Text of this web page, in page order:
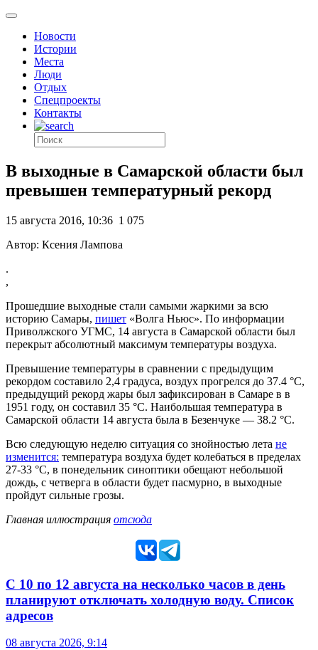
Новости
Истории
Места
Люди
Отдых
Спецпроекты
Контакты
В выходные в Самарcкой области был
превышен температурный рекорд
15 августа 2016, 10:36 1 075
Автор: Ксения Лампова
.
,
Прошедшие выходные стали самыми жаркими за всю
историю Самары, пишет «Волга Ньюс». По информации
Приволжского УГМС, 14 августа в Самарской области был
перекрыт абсолютный максимум температуры воздуха.
Превышение температуры в сравнении с предыдущим
рекордом составило 2,4 градуса, воздух прогрелся до 37.4 °С,
предыдущий рекорд жары был зафиксирован в Самаре в в
1951 году, он составил 35 °С. Наибольшая температура в
Самарской области 14 августа была в Безенчуке — 38.2 °С.
Всю следующую неделю ситуация со знойностью лета не
изменится: температура воздуха будет колебаться в пределах
27-33 °С, в понедельник синоптики обещают небольшой
дождь, с четверга в области будет пасмурно, в выходные
пройдут сильные грозы.
Главная иллюстрация отсюда
С 10 по 12 августа на несколько часов в день
планируют отключать холодную воду. Список
адресов
08 августа 2026, 9:14